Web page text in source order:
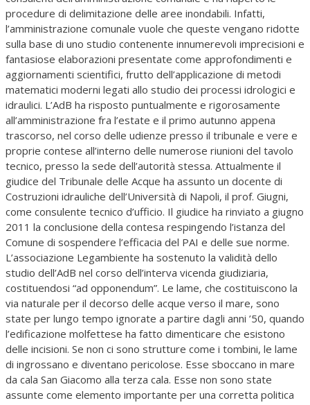
procedure di delimitazione delle aree inondabili. Infatti,
l’amministrazione comunale vuole che queste vengano ridotte
sulla base di uno studio contenente innumerevoli imprecisioni e
fantasiose elaborazioni presentate come approfondimenti e
aggiornamenti scientifici, frutto dell’applicazione di metodi
matematici moderni legati allo studio dei processi idrologici e
idraulici. L’AdB ha risposto puntualmente e rigorosamente
all’amministrazione fra l’estate e il primo autunno appena
trascorso, nel corso delle udienze presso il tribunale e vere e
proprie contese all’interno delle numerose riunioni del tavolo
tecnico, presso la sede dell’autorità stessa. Attualmente il
giudice del Tribunale delle Acque ha assunto un docente di
Costruzioni idrauliche dell’Università di Napoli, il prof. Giugni,
come consulente tecnico d’ufficio. Il giudice ha rinviato a giugno
2011 la conclusione della contesa respingendo l’istanza del
Comune di sospendere l’efficacia del PAI e delle sue norme.
L’associazione Legambiente ha sostenuto la validità dello
studio dell’AdB nel corso dell’interva vicenda giudiziaria,
costituendosi “ad opponendum”. Le lame, che costituiscono la
via naturale per il decorso delle acque verso il mare, sono
state per lungo tempo ignorate a partire dagli anni ’50, quando
l’edificazione molfettese ha fatto dimenticare che esistono
delle incisioni. Se non ci sono strutture come i tombini, le lame
di ingrossano e diventano pericolose. Esse sboccano in mare
da cala San Giacomo alla terza cala. Esse non sono state
assunte come elemento importante per una corretta politica